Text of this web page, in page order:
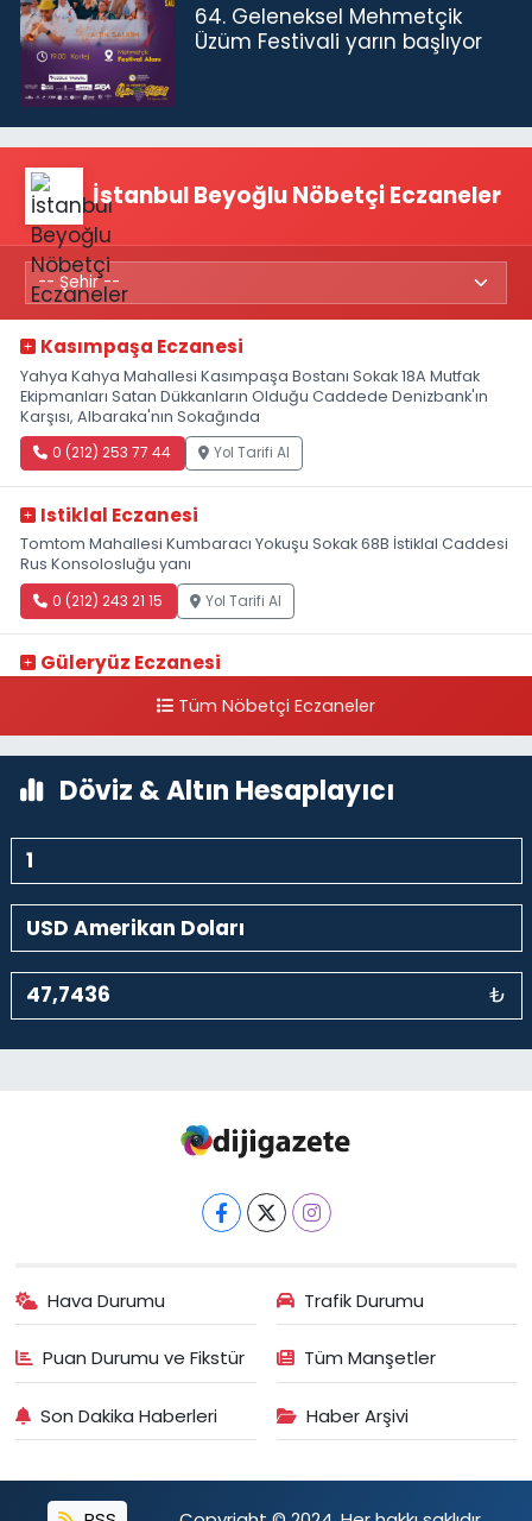
64. Geleneksel Mehmetçik
Üzüm Festivali yarın başlıyor
İstanbul Beyoğlu Nöbetçi Eczaneler
Kasımpaşa Eczanesi
Yahya Kahya Mahallesi Kasımpaşa Bostanı Sokak 18A Mutfak
Ekipmanları Satan Dükkanların Olduğu Caddede Denizbank'ın
Karşısı, Albaraka'nın Sokağında
0 (212) 253 77 44 Yol Tarifi Al
Istiklal Eczanesi
Tomtom Mahallesi Kumbaracı Yokuşu Sokak 68B İstiklal Caddesi
Rus Konsolosluğu yanı
0 (212) 243 21 15 Yol Tarifi Al
Güleryüz Eczanesi
kalaycıbahçe Meydana DoğruTüm Nöbetçi Eczaneler
Döviz & Altın Hesaplayıcı
₺
Hava Durumu Trafik Durumu
Puan Durumu ve Fikstür Tüm Manşetler
Son Dakika Haberleri Haber Arşivi